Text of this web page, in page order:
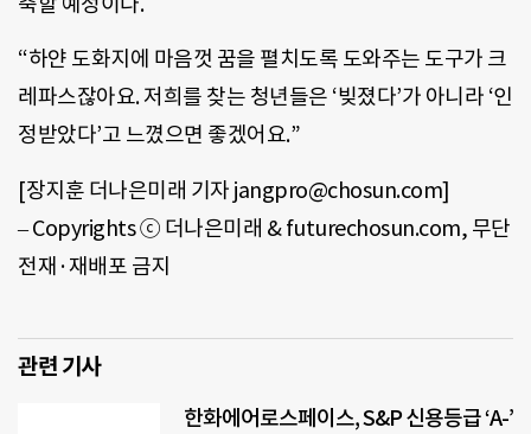
“하얀 도화지에 마음껏 꿈을 펼치도록 도와주는 도구가 크
레파스잖아요. 저희를 찾는 청년들은 ‘빚졌다’가 아니라 ‘인
정받았다’고 느꼈으면 좋겠어요.”
[장지훈 더나은미래 기자 jangpro@chosun.com]
– Copyrights ⓒ 더나은미래 & futurechosun.com, 무단
전재·재배포 금지
관련 기사
한화에어로스페이스, S&P 신용등급 ‘A-’